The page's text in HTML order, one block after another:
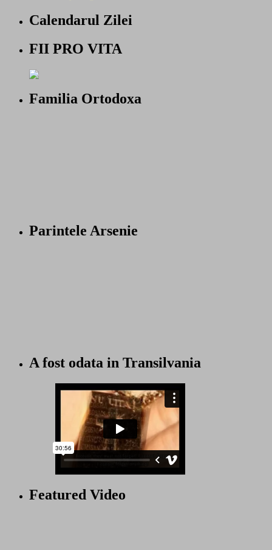
Calendarul Zilei
FII PRO VITA
Familia Ortodoxa
Parintele Arsenie
A fost odata in Transilvania
Featured Video